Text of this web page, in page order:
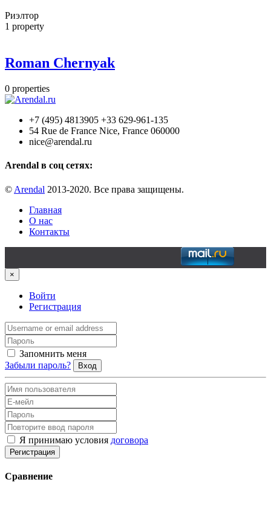
Риэлтор
1 property
Roman Chernyak
0 properties
+7 (495) 4813905 +33 629-961-135
54 Rue de France Nice, France 060000
nice@arendal.ru
Arendal в соц сетях:
© Arendal 2013-2020. Все права защищены.
Главная
О нас
Контакты
×
Войти
Регистрация
Запомнить меня
Забыли пароль?
Вход
Я принимаю условия договора
Регистрация
Сравнение